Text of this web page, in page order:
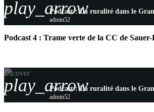
play_arrowPodcast : La ruralité dans le
admin52
Podcast 4 : Trame verte de la CC de
play_arrowPodcast : La ruralité dans le
admin52